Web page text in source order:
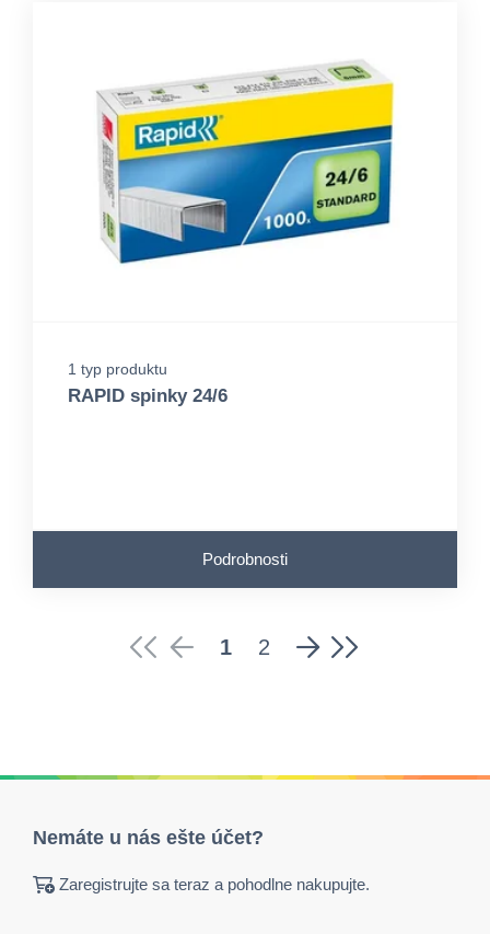
1 typ produktu
RAPID spinky 24/6
Podrobnosti
1 2
Nemáte u nás ešte účet?
Zaregistrujte sa teraz a pohodlne nakupujte.